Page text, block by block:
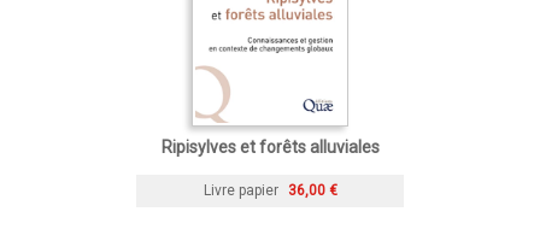
Ripisylves et forêts alluviales
Livre papier 36,00 €